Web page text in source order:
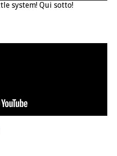
system! Qui sotto!